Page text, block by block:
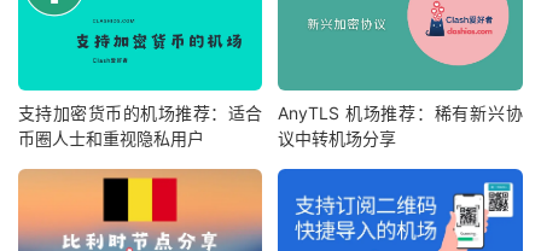
支持加密货币的机场推荐：适合
币圈人士和重视隐私用户
AnyTLS 机场推荐：稀有新兴协
议中转机场分享